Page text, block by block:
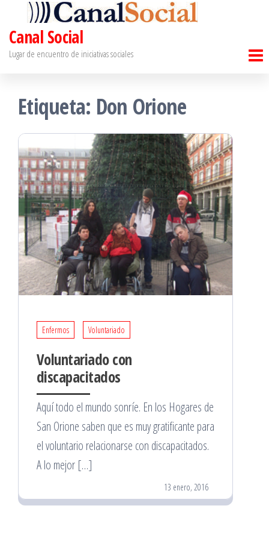
contenido
Canal Social
Lugar de encuentro de iniciativas sociales
Etiqueta: Don Orione
Enfermos Voluntariado
Voluntariado con
discapacitados
Aquí todo el mundo sonríe. En los Hogares de
San Orione saben que es muy gratificante para
el voluntario relacionarse con discapacitados.
A lo mejor […]
13 enero, 2016